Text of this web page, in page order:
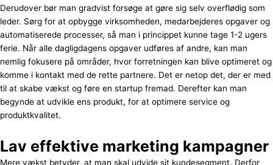
Derudover bør man gradvist forsøge at gøre sig selv overflødig som
leder. Sørg for at opbygge virksomheden, medarbejderes opgaver og
automatiserede processer, så man i princippet kunne tage 1-2 ugers
ferie. Når alle dagligdagens opgaver udføres af andre, kan man
nemlig fokusere på områder, hvor forretningen kan blive optimeret og
komme i kontakt med de rette partnere. Det er netop det, der er med
til at skabe vækst og føre en startup fremad. Derefter kan man
begynde at udvikle ens produkt, for at optimere service og
produktkvalitet.
Lav effektive marketing kampagner
Mere vækst betyder, at man skal udvide sit kundesegment. Derfor